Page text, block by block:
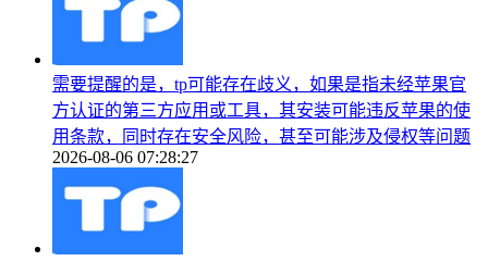
需要提醒的是，tp可能存在歧义，如果是指未经苹果官
方认证的第三方应用或工具，其安装可能违反苹果的使
用条款，同时存在安全风险，甚至可能涉及侵权等问题
2026-08-06 07:28:27